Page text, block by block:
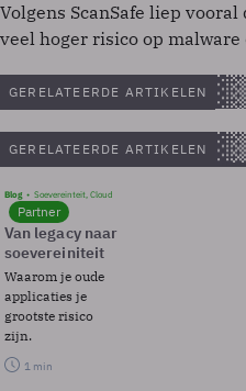
Volgens ScanSafe liep
veel hoger risico op
GERELATEERDE ARTIKELEN
GERELATEERDE ARTIKELEN
Blog Soevereinteit, Cloud
Partner
Van legacy naar
soevereiniteit
Waarom je oude
applicaties je
grootste risico
zijn.
1 min